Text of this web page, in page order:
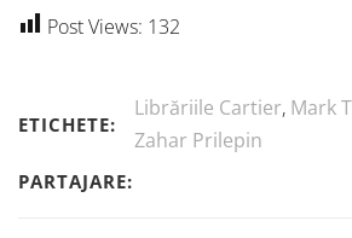
Post Views: 132
ETICHETE:
Librăriile Cartier, Mark
Zahar Prilepin
PARTAJARE: